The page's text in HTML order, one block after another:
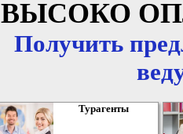
ВЫСОКО
Получить
Турагенты